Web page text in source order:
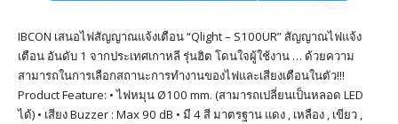
IBCON เสนอไฟสัญญาณแจ้งเตือน “Qlight – S100UR” สัญญาณไฟแจ้ง
เตือน อันดับ 1 จากประเทศเกาหลี รุ่นฮิต โดนใจผู้ใช้งาน … ด้วยความ
สามารถในการเลือกสถานะการทำงานของไฟและเสียงเตือนในตัว!!!
Product Feature: • ไฟหมุน Ø100 mm. (สามารถเปลี่ยนเป็นหลอด LED
ได้) • เสียง Buzzer : Max 90 dB • มี 4 สี มาตรฐาน แดง , เหลือง , เขียว ,